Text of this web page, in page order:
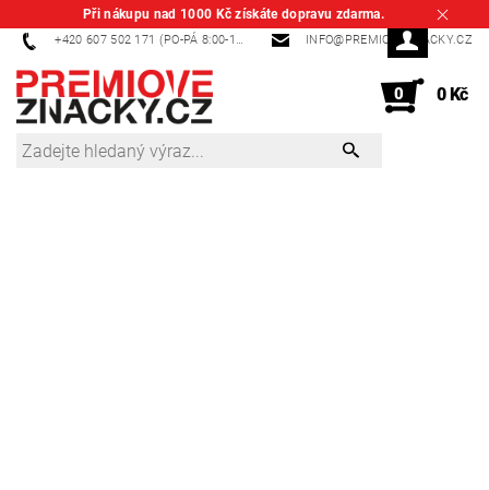
Při nákupu nad 1000 Kč získáte dopravu zdarma.
+420 607 502 171 (PO-PÁ 8:00-14:00) INFO@PREMIOVEZNACKY.CZ
0 0 Kč